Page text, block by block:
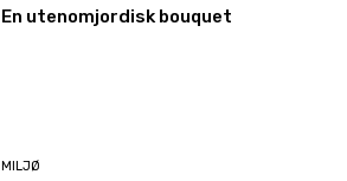
En utenomjordisk bouquet
MILJØ